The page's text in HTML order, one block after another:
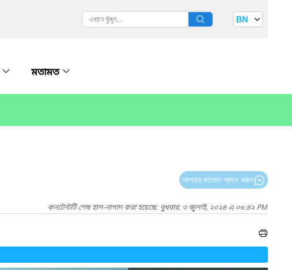
BN
মতামত
আপনার মতামত প্রদান করুন
কনটেন্টটি শেষ হাল-নাগাদ করা হয়েছে: বুধবার, ৩ জুলাই, ২০২৪ এ ০৬:৪২ PM